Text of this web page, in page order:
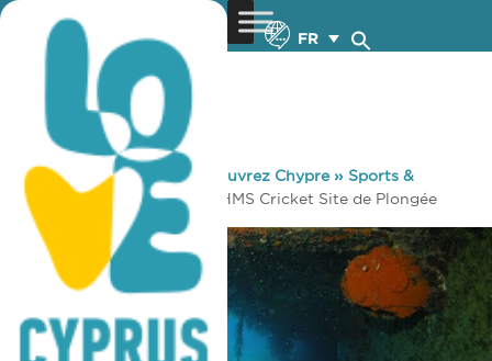
FR
You are here: Home »Découvrez Chypre» Sports &
Entraînement
Plongée HMS Cricket Site de Plongée